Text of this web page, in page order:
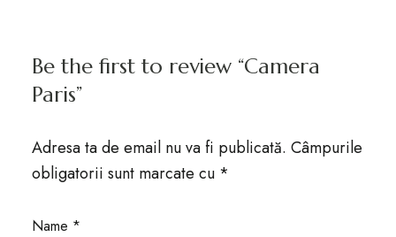
Be the first to review “Camera
Paris”
Adresa ta de email nu va fi publicată. Câmpurile
obligatorii sunt marcate cu *
Name *